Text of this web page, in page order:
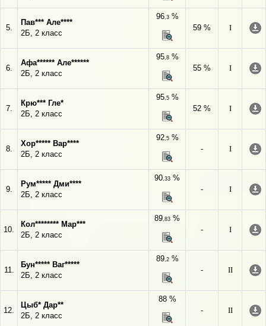
5.
Пав*** Але****
2Б, 2 класс
96,3%
59 %
I
6.
Афа****** Але******
2Б, 2 класс
95,8%
55 %
I
7.
Крю*** Гле*
2Б, 2 класс
95,5%
52 %
I
8.
Хор***** Вар****
2Б, 2 класс
92,5%
-
I
9.
Рум***** Дми****
2Б, 2 класс
90,33 %
-
I
10.
Кол******** Мар***
2Б, 2 класс
89,83 %
-
I
11.
Бун***** Ваг*****
2Б, 2 класс
89,2%
-
II
12.
Цыб* Дар**
2Б, 2 класс
88 %
-
II